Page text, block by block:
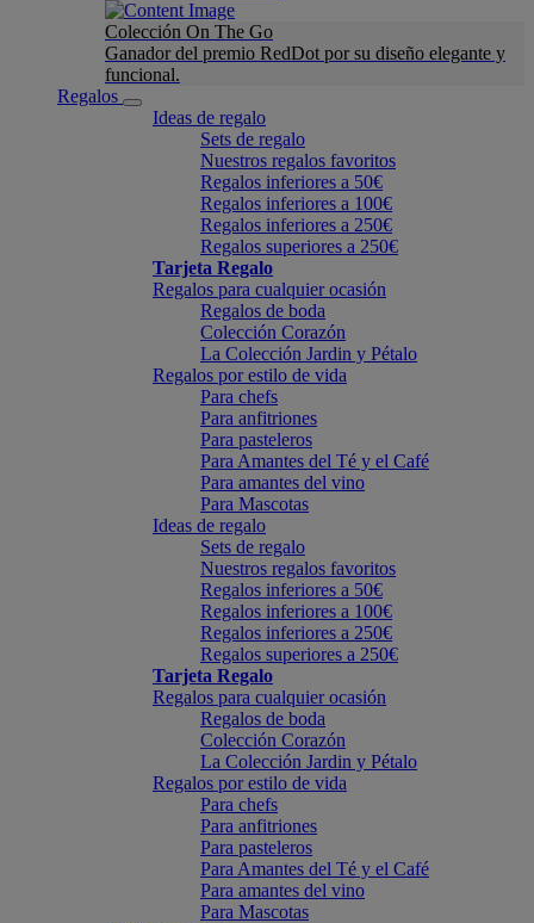
Colección On The Go
Ganador del premio RedDot por su diseño elegante y
funcional.
Regalos
Ideas de regalo
Sets de regalo
Nuestros regalos favoritos
Regalos inferiores a 50€
Regalos inferiores a 100€
Regalos inferiores a 250€
Regalos superiores a 250€
Tarjeta Regalo
Regalos para cualquier ocasión
Regalos de boda
Colección Corazón
La Colección Jardin y Pétalo
Regalos por estilo de vida
Para chefs
Para anfitriones
Para pasteleros
Para Amantes del Té y el Café
Para amantes del vino
Para Mascotas
Ideas de regalo
Sets de regalo
Nuestros regalos favoritos
Regalos inferiores a 50€
Regalos inferiores a 100€
Regalos inferiores a 250€
Regalos superiores a 250€
Tarjeta Regalo
Regalos para cualquier ocasión
Regalos de boda
Colección Corazón
La Colección Jardin y Pétalo
Regalos por estilo de vida
Para chefs
Para anfitriones
Para pasteleros
Para Amantes del Té y el Café
Para amantes del vino
Para Mascotas